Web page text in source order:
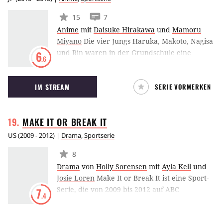
6.6
15
7
Anime mit Daisuke Hirakawa und Mamoru
Miyano Die vier Jungs Haruka, Makoto, Nagisa
und Rin waren in der Grundschule eine
Australien geht, um dort eine Schwimmschule
zu besuchen. Als die anderen drei auf die
Oberschule gehen, kehrt Rin wieder zurück,
er scheint sich sehr verändert zu haben.
Haruka, Makoto und Nagisa beschließen, an
Schwimmclub zu gründen.
IM STREAM SERIE VORMERKEN
MAKE IT OR BREAK IT
US(2009 - 2012) | Drama,Sportserie
7.4
8
Drama von Holly Sorensen mit Ayla Kell und
Josie Loren Make It or Break It ist eine Sport-
Serie, die von 2009 bis 2012 auf ABC